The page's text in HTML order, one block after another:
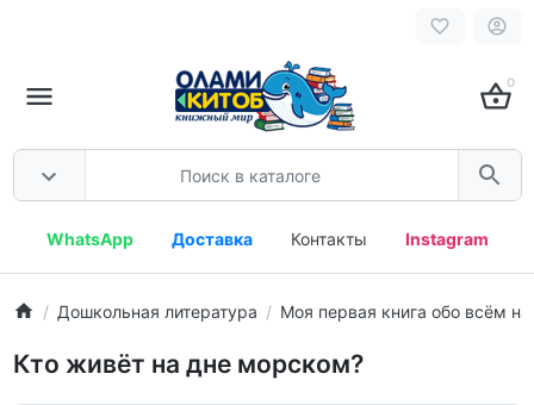
0
WhatsApp Доставка Контакты Instagram
Дошкольная литература Моя первая книга обо всём на
Кто живёт на дне морском?